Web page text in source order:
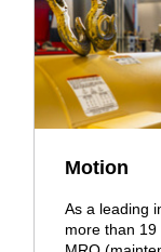
Motion
As a leading
more than